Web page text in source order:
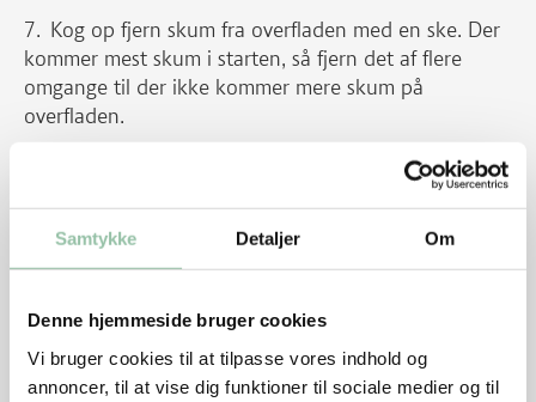
Samtykke Detaljer Om
Denne hjemmeside bruger cookies
Vi bruger cookies til at tilpasse vores indhold og
annoncer, til at vise dig funktioner til sociale medier og til
Kog op fjern skum fra overfladen med en ske. Der
kommer mest skum i starten, så fjern det af flere
omgange til der ikke kommer mere skum på
overfladen.
Lad bouillonen simre i 8-10 timer og gerne mere.
Spæd hele tiden til med mere vand, hvis det koger
Si bouillonen gennem en finmasket sigte, gerne to
Lad bouillonen koge ned, til der er ca. halvdelen
tilbage.